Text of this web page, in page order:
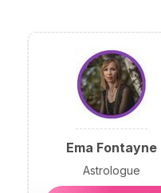
Ema Fontayne
Astrologue